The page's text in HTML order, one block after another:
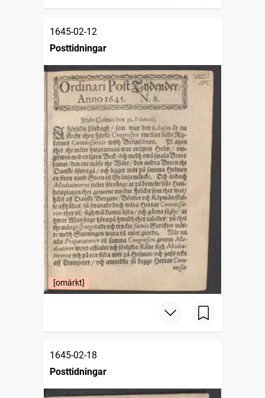
1645-02-12
Posttidningar
[omärkt]
1645-02-18
Posttidningar